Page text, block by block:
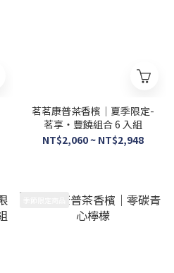
茗茗康普茶香檳｜夏季限定-
茗享・豐饒組合 6 入組
NT$2,060 ~ NT$2,948